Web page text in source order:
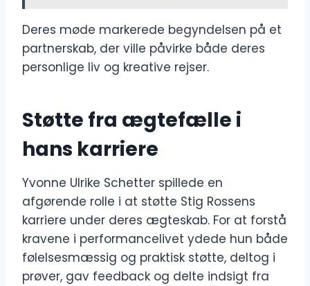
Deres møde markerede begyndelsen på et
partnerskab, der ville påvirke både deres
personlige liv og kreative rejser.
Støtte fra ægtefælle i
hans karriere
Yvonne Ulrike Schetter spillede en
afgørende rolle i at støtte Stig Rossens
karriere under deres ægteskab. For at forstå
kravene i performancelivet ydede hun både
følelsesmæssig og praktisk støtte, deltog i
prøver, gav feedback og delte indsigt fra